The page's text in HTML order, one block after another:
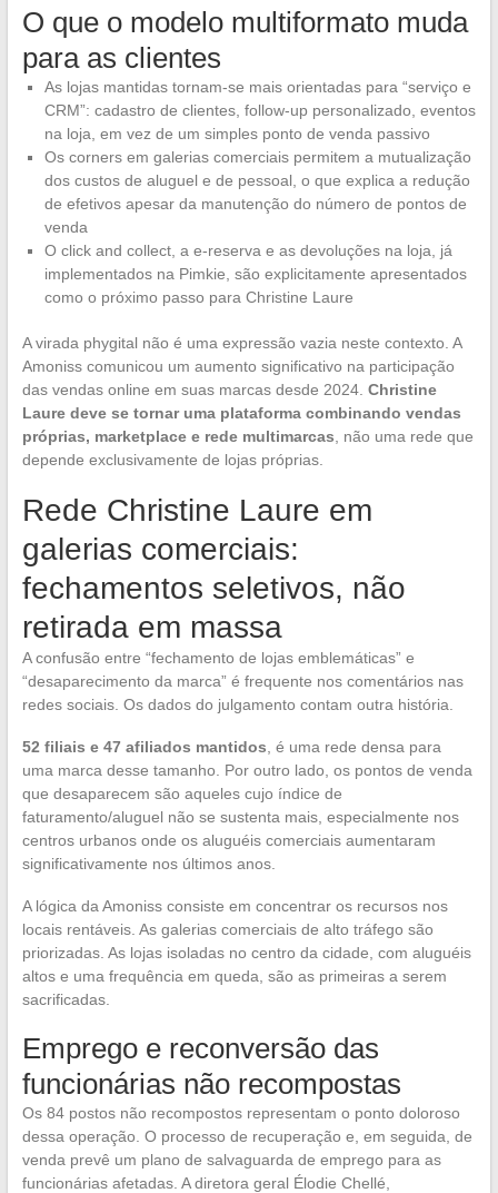
O que o modelo multiformato muda
para as clientes
As lojas mantidas tornam-se mais orientadas para “serviço e
CRM”: cadastro de clientes, follow-up personalizado, eventos
na loja, em vez de um simples ponto de venda passivo
Os corners em galerias comerciais permitem a mutualização
dos custos de aluguel e de pessoal, o que explica a redução
de efetivos apesar da manutenção do número de pontos de
venda
O click and collect, a e-reserva e as devoluções na loja, já
implementados na Pimkie, são explicitamente apresentados
como o próximo passo para Christine Laure
A virada phygital não é uma expressão vazia neste contexto. A
Amoniss comunicou um aumento significativo na participação
das vendas online em suas marcas desde 2024. Christine
Laure deve se tornar uma plataforma combinando vendas
próprias, marketplace e rede multimarcas , não uma rede que
depende exclusivamente de lojas próprias.
Rede Christine Laure em
galerias comerciais:
fechamentos seletivos, não
retirada em massa
A confusão entre “fechamento de lojas emblemáticas” e
“desaparecimento da marca” é frequente nos comentários nas
redes sociais. Os dados do julgamento contam outra história.
52 filiais e 47 afiliados mantidos , é uma rede densa para
uma marca desse tamanho. Por outro lado, os pontos de venda
que desaparecem são aqueles cujo índice de
faturamento/aluguel não se sustenta mais, especialmente nos
centros urbanos onde os aluguéis comerciais aumentaram
significativamente nos últimos anos.
A lógica da Amoniss consiste em concentrar os recursos nos
locais rentáveis. As galerias comerciais de alto tráfego são
priorizadas. As lojas isoladas no centro da cidade, com aluguéis
altos e uma frequência em queda, são as primeiras a serem
sacrificadas.
Emprego e reconversão das
funcionárias não recompostas
Os 84 postos não recompostos representam o ponto doloroso
dessa operação. O processo de recuperação e, em seguida, de
venda prevê um plano de salvaguarda de emprego para as
funcionárias afetadas. A diretora geral Élodie Chellé,